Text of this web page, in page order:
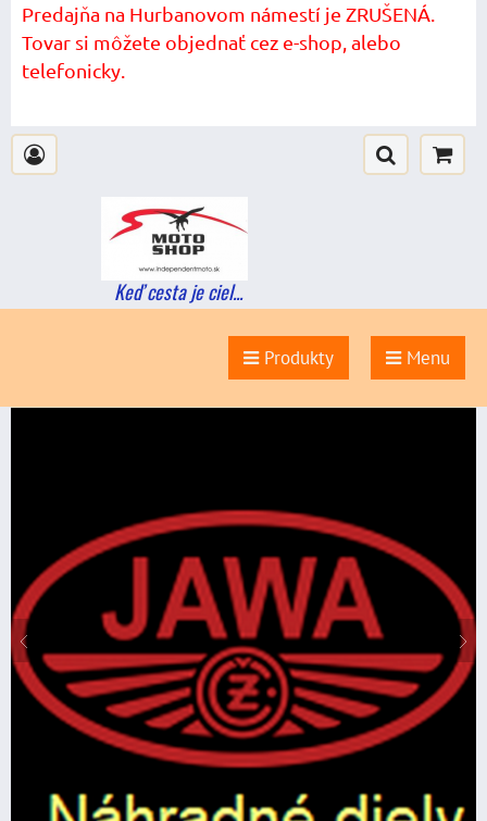
Predajňa na Hurbanovom námestí je ZRUŠENÁ.
Tovar si môžete objednať cez e-shop, alebo
telefonicky.
Keď cesta je ciel...
Produkty Menu